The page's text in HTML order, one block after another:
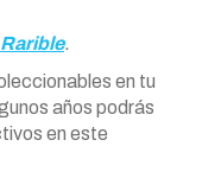
Rarible.
en tu
años podrás
en este